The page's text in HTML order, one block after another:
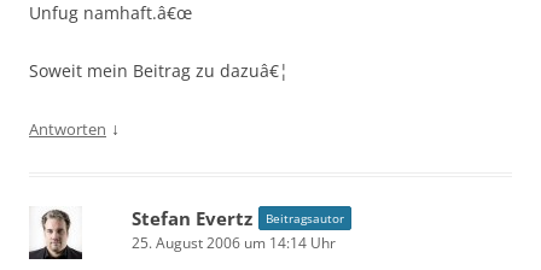
Unfug namhaft.â€œ
Soweit mein Beitrag zu dazuâ€¦
Antworten ↓
Stefan Evertz Beitragsautor
25. August 2006 um 14:14 Uhr